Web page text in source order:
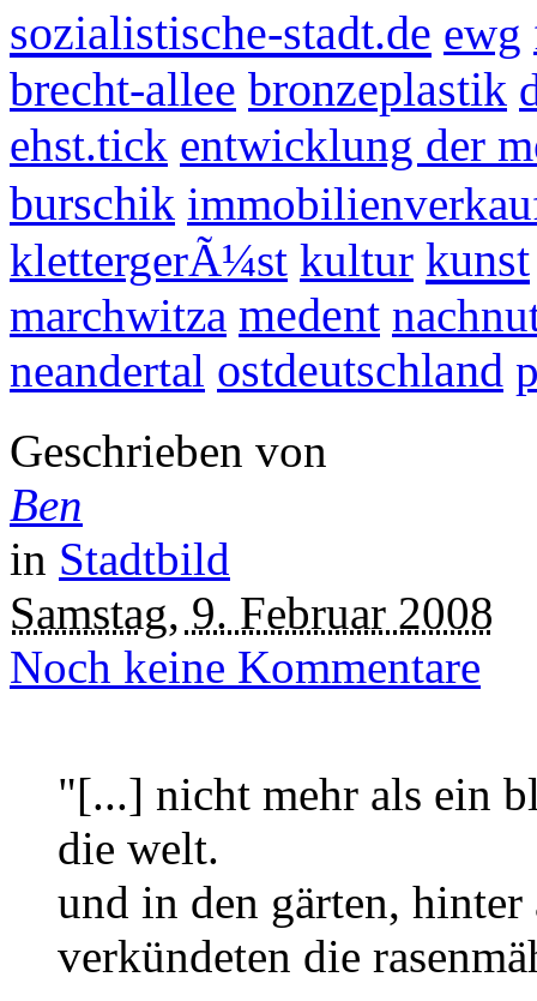
sozialistische-stadt.de ewg
brecht-allee bronzeplastik
ehst.tick entwicklung der
burschik
klettergerÃ¼st kultur kunst
marchwitza medent
neandertal ostdeutschland
Geschrieben von
Ben
in Stadtbild
Samstag, 9. Februar 2008
Noch keine Kommentare
"[...] nicht mehr als ein
die welt.
und in den gärten, hinter
verkündeten die